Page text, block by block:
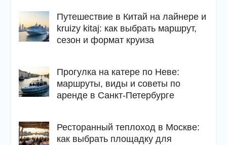
Путешествие в Китай на лайнере и
kruizy kitaj: как выбрать маршрут,
сезон и формат круиза
Прогулка на катере по Неве:
маршруты, виды и советы по
аренде в Санкт-Петербурге
Ресторанный теплоход в Москве:
как выбрать площадку для